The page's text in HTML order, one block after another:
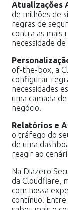
Atualizações
de milhões de
regras de
contra as mais
necessidade
of-the-box, a
configurar
necessidades
uma camada
negócio.
Relatórios e
o tráfego do
de uma
reagir ao
Na Diazero
da Cloudflare,
com nossa
contínuo. Entre